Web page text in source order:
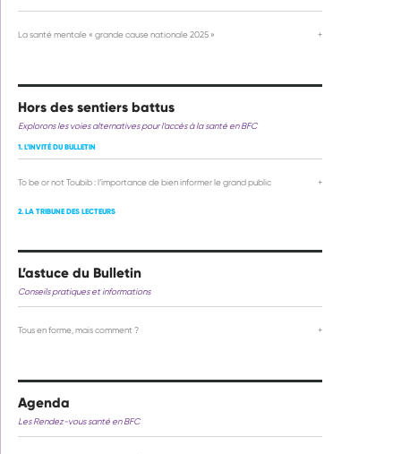
La santé mentale « grande cause nationale 2025 » +
Hors des sentiers battus
Explorons les voies alternatives pour l’accès à la santé en BFC
1. L’INVITÉ DU BULLETIN
To be or not Toubib : l’importance de bien informer le grand public +
2. LA TRIBUNE DES LECTEURS
L’astuce du Bulletin
Conseils pratiques et informations
Tous en forme, mais comment ? +
Agenda
Les Rendez-vous santé en BFC